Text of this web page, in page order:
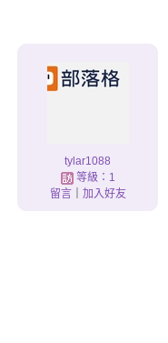
tylar1088
等級：1
留言｜ 加入好友